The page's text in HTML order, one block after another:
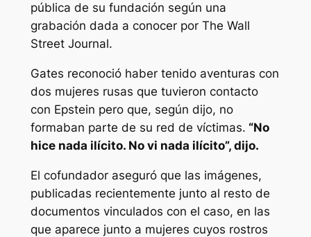
pública de su fundación según una
grabación dada a conocer por The Wall
Street Journal.
Gates reconoció haber tenido aventuras con
dos mujeres rusas que tuvieron contacto
con Epstein pero que, según dijo, no
formaban parte de su red de víctimas. “No
hice nada ilícito. No vi nada ilícito”, dijo.
El cofundador aseguró que las imágenes,
publicadas recientemente junto al resto de
documentos vinculados con el caso, en las
que aparece junto a mujeres cuyos rostros